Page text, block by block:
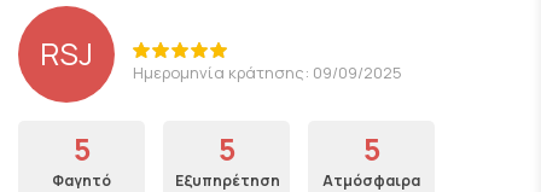
RSJ Ημερομηνία κράτησης: 09/09/2025
5
Φαγητό
5
Εξυπηρέτηση
5
Ατμόσφαιρα